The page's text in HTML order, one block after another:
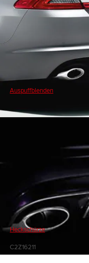
Auspuffblenden
Heckschürze
C2Z16211